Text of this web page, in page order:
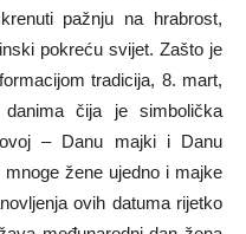
pažnju na hrabrost,
pokreću svijet. Zašto je
tradicija, 8. mart,
čija je simbolička
– Danu majki i Danu
žene ujedno i majke
ovih datuma rijetko